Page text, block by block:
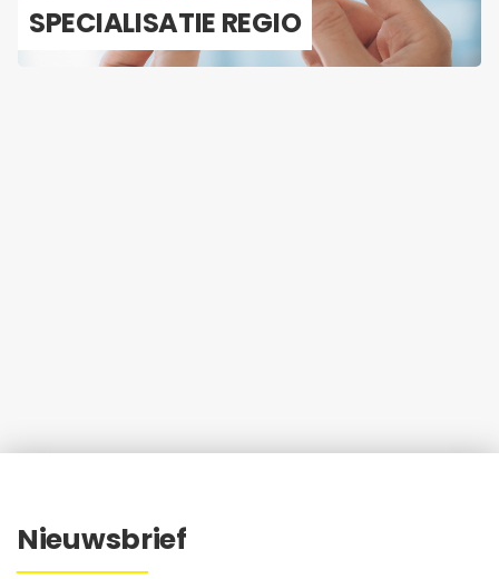
SPE­CI­A­LI­SA­TIE REGIO
Nieuwsbrief